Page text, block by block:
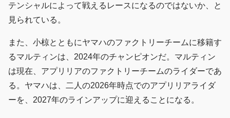
テンシャルによって戦えるレースになるのではないか、と
見られている。
また、小椋とともにヤマハのファクトリーチームに移籍す
るマルティンは、2024年のチャンピオンだ。マルティン
は現在、アプリリアのファクトリーチームのライダーであ
る。ヤマハは、二人の2026年時点でのアプリリアライダ
ーを、2027年のラインアップに迎えることになる。